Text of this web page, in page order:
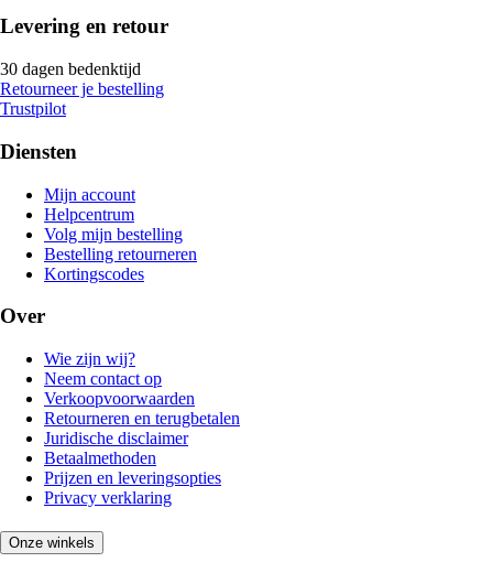
Levering en retour
30 dagen bedenktijd
Retourneer je bestelling
Trustpilot
Diensten
Mijn account
Helpcentrum
Volg mijn bestelling
Bestelling retourneren
Kortingscodes
Over
Wie zijn wij?
Neem contact op
Verkoopvoorwaarden
Retourneren en terugbetalen
Juridische disclaimer
Betaalmethoden
Prijzen en leveringsopties
Privacy verklaring
Onze winkels